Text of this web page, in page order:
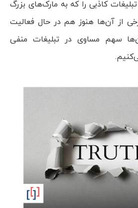
کاذبی را که به مارک‌های بزرگ
از آن‌ها هنوز هم در حال فعالیت
سهم مساوی در تبلیغات منفی